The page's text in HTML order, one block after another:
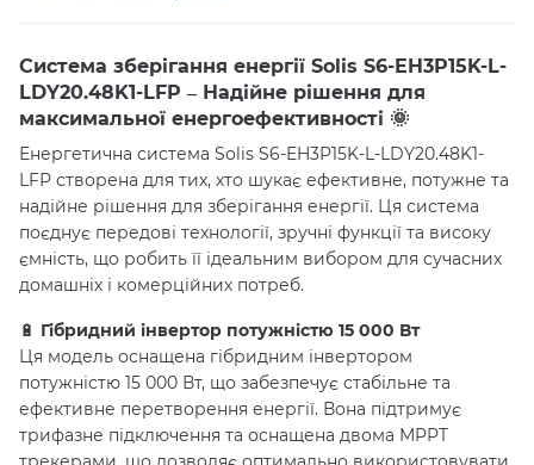
Система зберігання енергії Solis S6-EH3P15K-L-
LDY20.48K1-LFP – Надійне рішення для
максимальної енергоефективності 🌞
Енергетична система Solis S6-EH3P15K-L-LDY20.48K1-
LFP створена для тих, хто шукає ефективне, потужне та
надійне рішення для зберігання енергії. Ця система
поєднує передові технології, зручні функції та високу
ємність, що робить її ідеальним вибором для сучасних
домашніх і комерційних потреб.
🔋 Гібридний інвертор потужністю 15 000 Вт
Ця модель оснащена гібридним інвертором
потужністю 15 000 Вт, що забезпечує стабільне та
ефективне перетворення енергії. Вона підтримує
трифазне підключення та оснащена двома MPPT